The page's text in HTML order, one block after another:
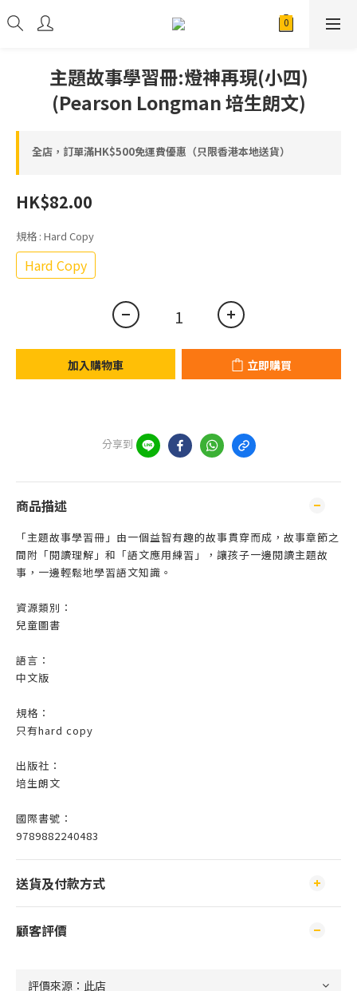
主題故事學習冊:燈神再現(小四)
(Pearson Longman 培生朗文)
全店，訂單滿HK$500免運費優惠（只限香港本地送貨）
HK$82.00
規格 : Hard Copy
Hard Copy
加入購物車 立即購買
分享到
商品描述
「主題故事學習冊」由一個益智有趣的故事貫穿而成，故事章節之
間附「閱讀理解」和「語文應用練習」，讓孩子一邊閱讀主題故
事，一邊輕鬆地學習語文知識。
資源類別：
兒童圖書
語言：
中文版
規格：
只有hard copy
出版社：
培生朗文
國際書號：
9789882240483
送貨及付款方式
顧客評價